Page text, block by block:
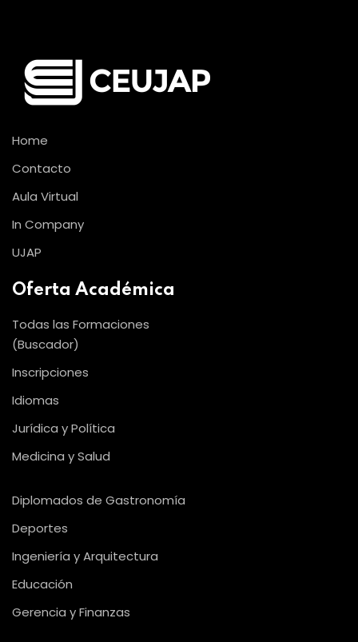
Home
Contacto
Aula Virtual
In Company
UJAP
Oferta Académica
Todas las Formaciones
(Buscador)
Inscripciones
Idiomas
Jurídica y Política
Medicina y Salud
Diplomados de Gastronomía
Deportes
Ingeniería y Arquitectura
Educación
Gerencia y Finanzas